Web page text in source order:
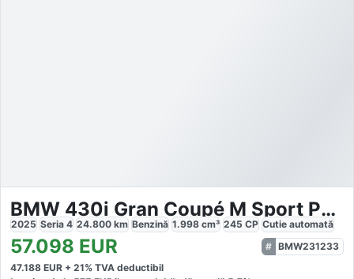
BMW 430i Gran Coupé M Sport PRO
2025 Seria 4 24.800 km Benzină 1.998 cm³ 245 CP Cutie automată
57.098 EUR
BMW231233
47.188 EUR + 21% TVA deductibil